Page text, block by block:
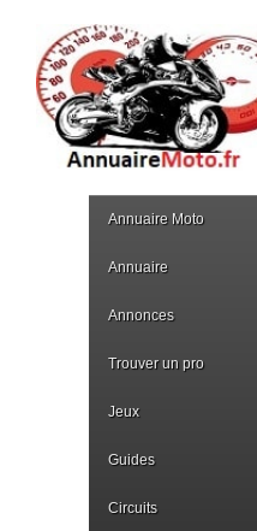
Annuaire Moto
Annuaire
Annonces
Trouver un pro
Jeux
Guides
Circuits